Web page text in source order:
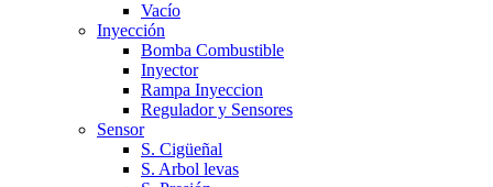
Vacío
Inyección
Bomba Combustible
Inyector
Rampa Inyeccion
Regulador y Sensores
Sensor
S. Cigüeñal
S. Arbol levas